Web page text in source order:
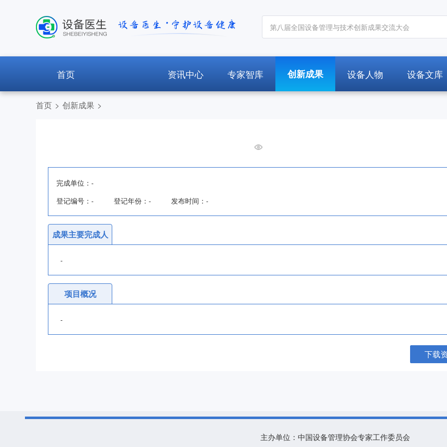
首页 资讯中心 专家智库 创新成果 设备人物 设备文库
首页 > 创新成果 >
完成单位： -
登记编号： - 登记年份： - 发布时间： -
成果主要完成人
-
项目概况
-
下载
主办单位：中国设备管理协会专家工作委员会